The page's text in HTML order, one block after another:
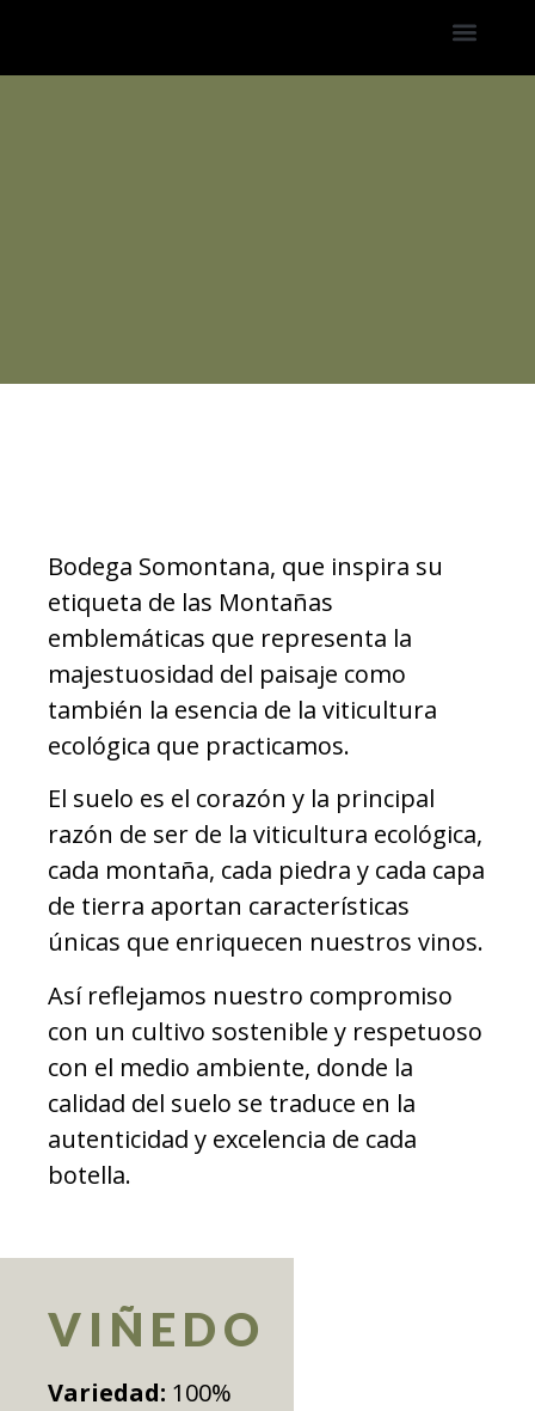
Bodega Somontana, que inspira su
etiqueta de las Montañas
emblemáticas que representa la
majestuosidad del paisaje como
también la esencia de la viticultura
ecológica que practicamos.
El suelo es el corazón y la principal
razón de ser de la viticultura ecológica,
cada montaña, cada piedra y cada capa
de tierra aportan características
únicas que enriquecen nuestros vinos.
Así reflejamos nuestro compromiso
con un cultivo sostenible y respetuoso
con el medio ambiente, donde la
calidad del suelo se traduce en la
autenticidad y excelencia de cada
botella.
VIÑEDO
Variedad: 100%